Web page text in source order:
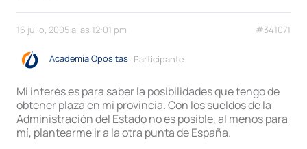
16 julio, 2005 a las 12:01 pm #341071
Academia Opositas Participante
Mi interés es para saber la posibilidades que tengo de
obtener plaza en mi provincia. Con los sueldos de la
Administración del Estado no es posible, al menos para
mí, plantearme ir a la otra punta de España.